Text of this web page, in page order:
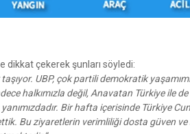
dikkat çekerek şunları söyledi:
UBP, çok partili demokratik
halkımızla değil, Anavatan Türkiye ile
Bir hafta içerisinde Türkiye
Bu ziyaretlerin verimliliği dosta güven ve